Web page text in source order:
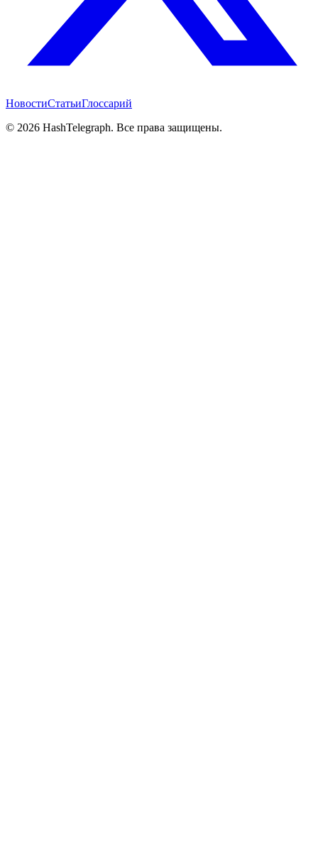
НовостиСтатьиГлоссарий
© 2026 HashTelegraph. Все права защищены.